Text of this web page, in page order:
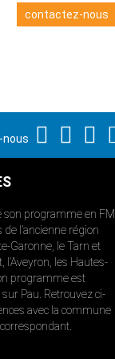
contactez-nous
nous
son programme en FM
l’ancienne région
Garonne, le Tarn et
l’Aveyron, les Hautes-
programme est
Pau. Retrouvez ci-
avec la commune